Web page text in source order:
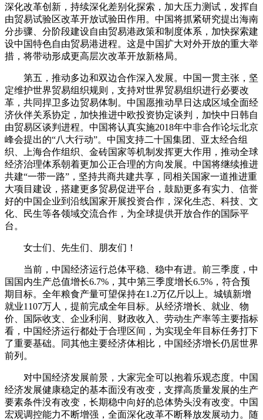
深化改革创新，持续深化差别化探索，加大压力测试，发挥自
由贸易试验区改革开放试验田作用。中国将抓紧研究提出海南
分步骤、分阶段建设自由贸易港政策和制度体系，加快探索建
设中国特色自由贸易港进程。这是中国扩大对外开放的重大举
措，将带动形成更高层次改革开放新格局。
第五，推动多边和双边合作深入发展。中国一贯主张，坚
定维护世界贸易组织规则，支持对世界贸易组织进行必要改
革，共同捍卫多边贸易体制。中国愿推动早日达成区域全面经
济伙伴关系协定，加快推进中欧投资协定谈判，加快中日韩自
由贸易区谈判进程。中国将认真实施2018年中非合作论坛北京
峰会提出的“八大行动”。中国支持二十国集团、亚太经合组
织、上海合作组织、金砖国家等机制发挥更大作用，推动全球
经济治理体系朝着更加公正合理的方向发展。中国将继续推进
共建“一带一路”，坚持共商共建共享，同相关国家一道推进重
大项目建设，搭建更多贸易促进平台，鼓励更多有实力、信誉
好的中国企业到沿线国家开展投资合作，深化生态、科技、文
化、民生等各领域交流合作，为全球提供开放合作的国际平
台。
女士们、先生们、朋友们！
当前，中国经济运行总体平稳、稳中有进。前三季度，中
国国内生产总值增长6.7%，其中第三季度增长6.5%，符合预
期目标。全年粮食产量可望保持在1.2万亿斤以上。城镇新增
就业1107万人，提前完成全年目标。从经济增长、就业、物
价、国际收支、企业利润、财政收入、劳动生产率等主要指标
看，中国经济运行都处于合理区间，为实现全年目标任务打下
了重要基础。同其他主要经济体相比，中国经济增长仍居世界
前列。
对中国经济发展前景，大家完全可以抱着乐观态度。中国
经济发展健康稳定的基本面没有改变，支撑高质量发展的生产
要素条件没有改变，长期稳中向好的总体势头没有改变。中国
宏观调控能力不断增强，全面深化改革不断释放发展动力。随